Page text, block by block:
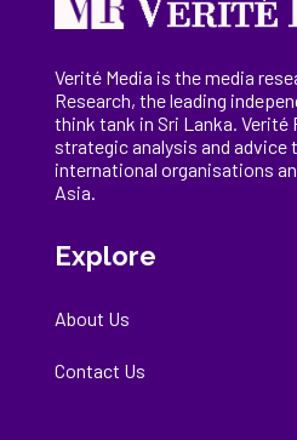
Verité Media is the media
Research, theleading
think tank in Sri Lanka. Verité
strategic analysis and advice
international organisations
Asia.
Explore
About Us
Contact Us